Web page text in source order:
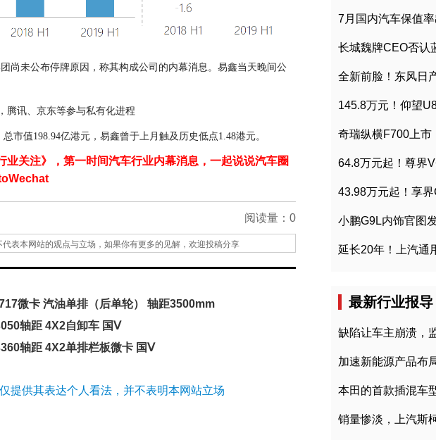
尚未公布停牌原因，称其构成公司的内幕消息。易鑫当天晚间公
总市值198.94亿港元 ， 易鑫曾于上月触及历史低点1.48港元。
业关注》，第一时间汽车行业内幕消息，一起说说汽车圈
阅读量： 0
表本网站的观点与立场，如果你有更多的见解，欢迎投稿分享
微卡 汽油单排（后单轮） 轴距3500mm
轴距 4X2自卸车 国Ⅴ
轴距 4X2单排栏板微卡 国Ⅴ
提供其表达个人看法，并不表明本网站立场
7月国内汽车保值率
长城魏牌CEO否认
全新前脸！东风日
145.8万元！仰望
奇瑞纵横F700上市
64.8万元起！尊界
43.98万元起！享界
小鹏G9L内饰官图
延长20年！上汽通
最新行业报导
缺陷让车主崩溃，
销量惨淡，上汽斯